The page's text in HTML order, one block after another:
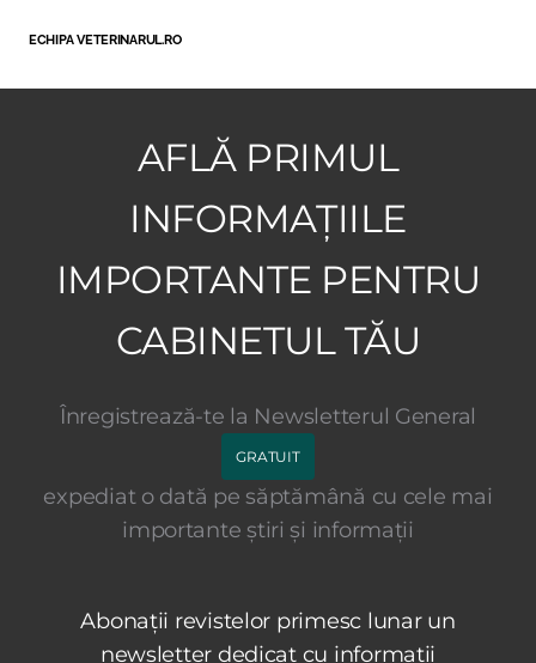
ECHIPA VETERINARUL.RO
AFLĂ PRIMUL
INFORMAȚIILE
IMPORTANTE PENTRU
CABINETUL TĂU
Înregistrează-te la Newsletterul General
GRATUIT
expediat o dată pe săptămână cu cele mai
importante știri și informații
Abonații revistelor primesc lunar un
newsletter dedicat cu informații